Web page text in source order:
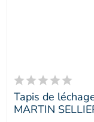
Tapis de
MARTIN